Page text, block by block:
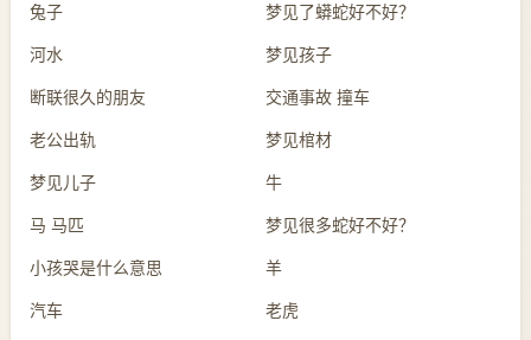
兔子 梦见了蟒蛇好不好？
河水 梦见孩子
断联很久的朋友 交通事故 撞车
老公出轨 梦见棺材
梦见儿子 牛
马 马匹 梦见很多蛇好不好？
小孩哭是什么意思 羊
汽车 老虎